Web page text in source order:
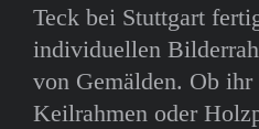
Teck bei Stuttgart
individuellen
von Gemälden. Ob
Keilrahmen oder